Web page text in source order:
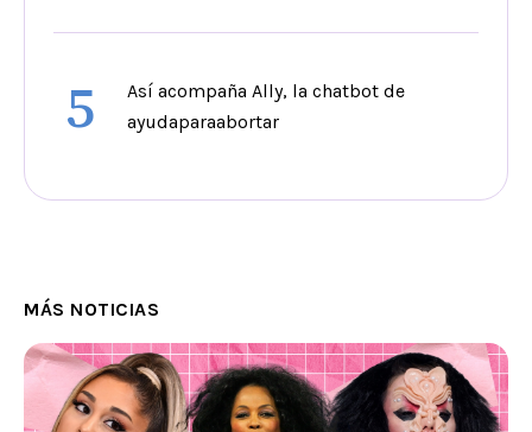
5
Así acompaña Ally, la chatbot de
ayudaparaabortar
MÁS NOTICIAS